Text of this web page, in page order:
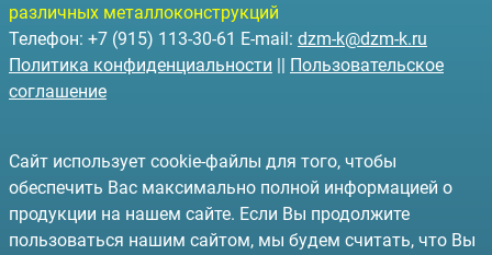
различных металлоконструкций
Телефон: +7 (915) 113-30-61 E-mail: dzm-k@dzm-k.ru
Политика конфиденциальности || Пользовательское
соглашение
Сайт использует cookie-файлы для того, чтобы
обеспечить Вас максимально полной информацией о
продукции на нашем сайте. Если Вы продолжите
пользоваться нашим сайтом, мы будем считать, что Вы